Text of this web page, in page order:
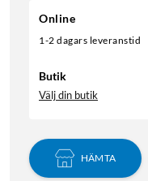
Online
1-2 dagars leveranstid
Butik
Välj din butik
HÄMTA